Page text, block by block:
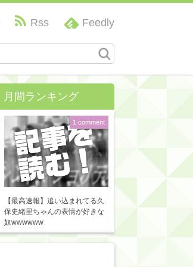
Rss Feedly
月間ランキング
【最高速報】追い込まれてる久
保史緒里ちゃんの表情が好きな
奴wwwwww
1 comment